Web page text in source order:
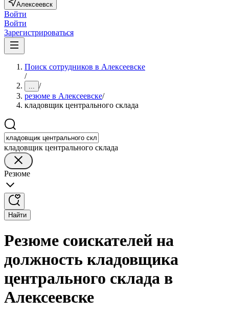
Алексеевск
Войти
Войти
Зарегистрироваться
Поиск сотрудников в Алексеевске
/
... /
резюме в Алексеевске/
кладовщик центрального склада
кладовщик центрального склада
Резюме
Найти
Резюме соискателей на
должность кладовщика
центрального склада в
Алексеевске